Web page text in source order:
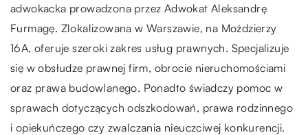
adwokacka prowadzona przez Adwokat Aleksandrę
Furmagę. Zlokalizowana w Warszawie, na Moździerzy
16A, oferuje szeroki zakres usług prawnych. Specjalizuje
się w obsłudze prawnej firm, obrocie nieruchomościami
oraz prawa budowlanego. Ponadto świadczy pomoc w
sprawach dotyczących odszkodowań, prawa rodzinnego
i opiekuńczego czy zwalczania nieuczciwej konkurencji.